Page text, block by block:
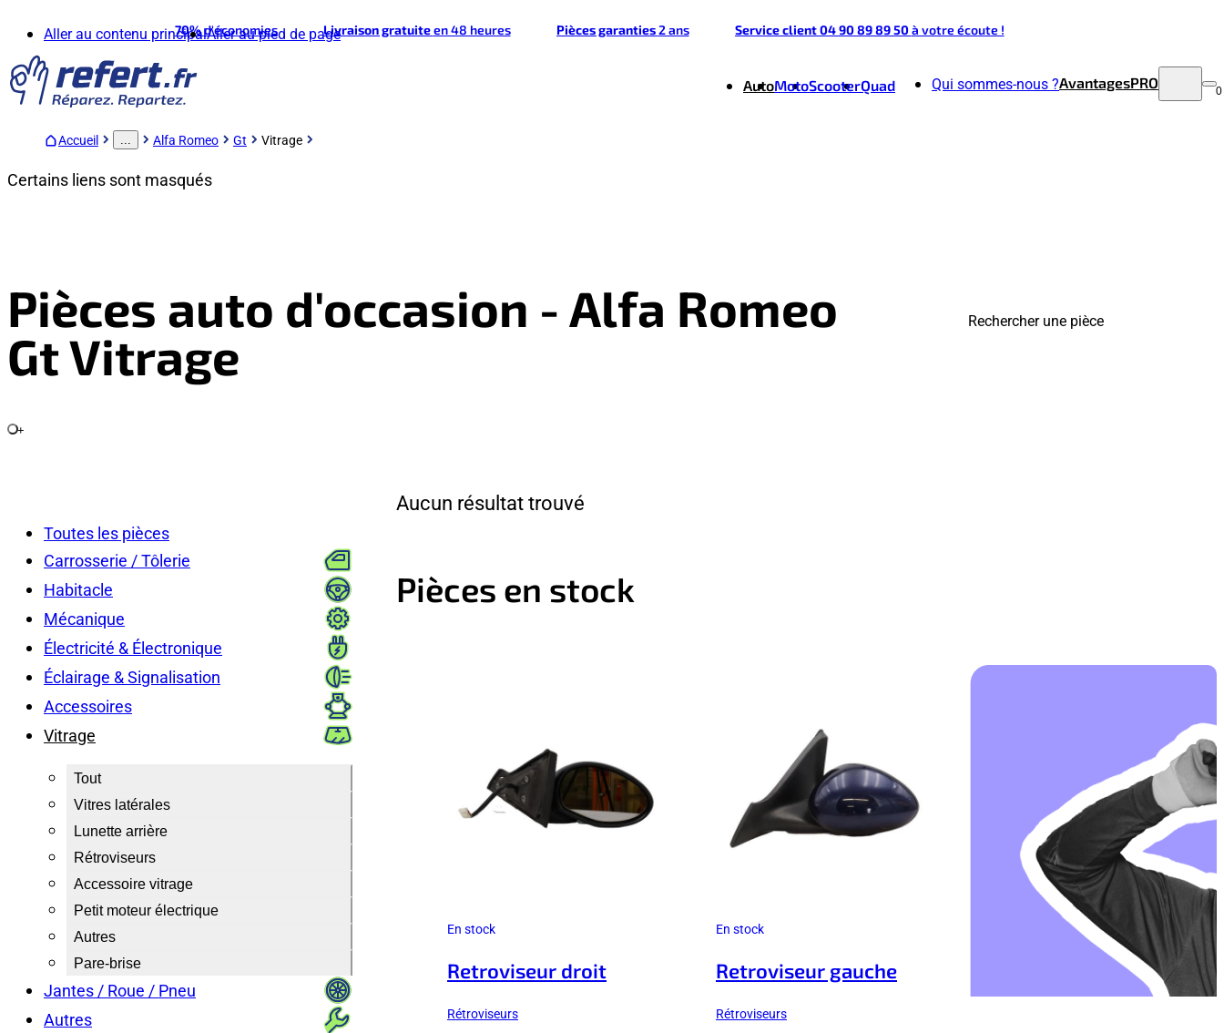
Aller au contenu principalAller au pied de page
70%d'économies Livraison gratuiteen 48 heures Pièces garanties2 ans Service client 04 90 89 89 50à votre écoute !
AutoMotoScooterQuad Qui sommes-nous ?AvantagesPRO 0
Accueil ... Alfa Romeo Gt Vitrage
Certains liens sont masqués
Pièces auto d'occasion - Alfa Romeo
Gt Vitrage
+
Rechercher une pièce
Toutes les pièces
Carrosserie / Tôlerie
Habitacle
Mécanique
Électricité & Électronique
Éclairage & Signalisation
Accessoires
Vitrage
Tout
Vitres latérales
Lunette arrière
Rétroviseurs
Accessoire vitrage
Petit moteur électrique
Autres
Pare-brise
Jantes / Roue / Pneu
Autres
Aucun résultat trouvé
Pièces en stock
En stock
Retroviseur droit
Rétroviseurs
En stock
Retroviseur gauche
Rétroviseurs